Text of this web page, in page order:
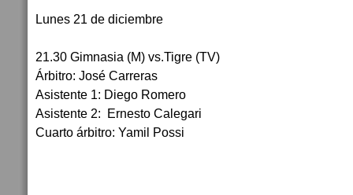
Lunes 21 de diciembre
21.30 Gimnasia (M) vs.Tigre (TV)
Árbitro: José Carreras
Asistente 1: Diego Romero
Asistente 2: Ernesto Calegari
Cuarto árbitro: Yamil Possi